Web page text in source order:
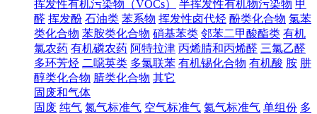
挥发性有机污染物（VOCs）
半挥发性有机物污染物 甲
醛 挥发酚 石油类 苯系物 挥发性卤代烃 酚类化合物 氯苯
类化合物 苯胺类化合物 硝基苯类 邻苯二甲酸酯类 有机
氯农药 有机磷农药 阿特拉津 丙烯腈和丙烯醛 三氯乙醛
多环芳烃 二噁英类 多氯联苯 有机锡化合物 有机酸 胺 肼
醇类化合物 腈类化合物 其它
固废和气体
固废 纯气 氮气标准气 空气标准气 氦气标准气 单组份 多